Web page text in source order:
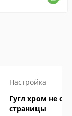
Настройка
Гугл хром не
страницы